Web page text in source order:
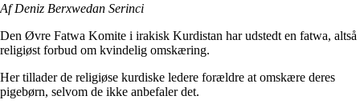
Af Deniz Berxwedan Serinci
Den Øvre Fatwa Komite i irakisk Kurdistan har udstedt en fatwa, altså
religiøst forbud om kvindelig omskæring.
Her tillader de religiøse kurdiske ledere forældre at omskære deres
pigebørn, selvom de ikke anbefaler det.